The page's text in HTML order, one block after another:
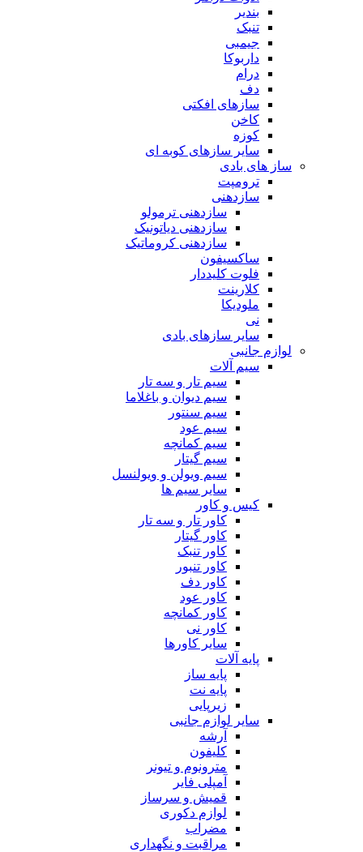
بندیر
تنبک
جیمبی
داربوکا
درام
دف
سازهای افکتی
کاخن
کوزه
سایر سازهای کوبه ای
ساز های بادی
ترومپت
سازدهنی
سازدهنی ترمولو
سازدهنی دیاتونیک
سازدهنی کروماتیک
ساکسیفون
فلوت کلیددار
کلارینت
ملودیکا
نی
سایر سازهای بادی
لوازم جانبی
سیم آلات
سیم تار و سه تار
سیم دیوان و باغلاما
سیم سنتور
سیم عود
سیم کمانچه
سیم گیتار
سیم ویولن و ویولنسل
سایر سیم ها
کیس و کاور
کاور تار و سه تار
کاور گیتار
کاور تنبک
کاور تنبور
کاور دف
کاور عود
کاور کمانچه
کاور نی
سایر کاورها
پایه آلات
پایه ساز
پایه نت
زیرپایی
سایر لوازم جانبی
آرشه
کلیفون
مترونوم و تیونر
آمپلی فایر
قمیش و سرساز
لوازم دکوری
مضراب
مراقبت و نگهداری